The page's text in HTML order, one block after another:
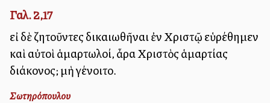
Γαλ. 2,17
εἰ δὲ ζητοῦντες δικαιωθῆναι ἐν Χριστῷ εὑρέθημεν
καὶ αὐτοὶ ἁμαρτωλοί, ἆρα Χριστὸς ἁμαρτίας
διάκονος; μὴ γένοιτο.
Σωτηρόπουλου